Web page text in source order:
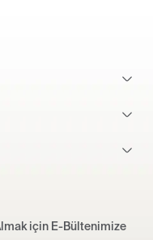
için E-Bültenimize